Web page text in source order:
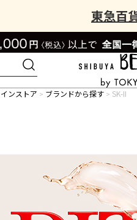
東急百
ンストア ブランドから探す SK-II